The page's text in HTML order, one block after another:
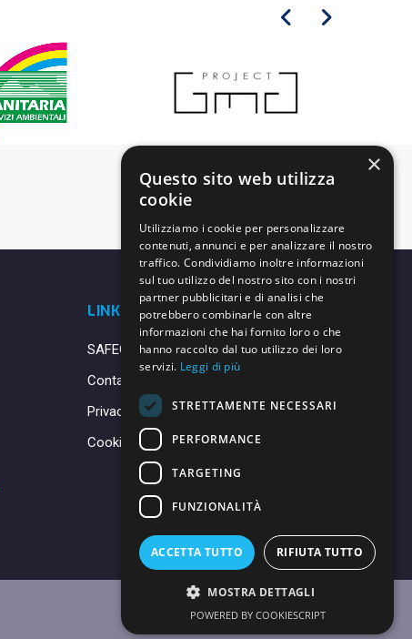
LINK UTILI
SAFEGUARDING
Contatti
Privacy Policy
Cookie Policy
Made with ♥ byDaniele
×
Questo sito web utilizza
cookie
Utilizziamo i cookie per personalizzare
contenuti, annunci e per analizzare il nostro
traffico. Condividiamo inoltre informazioni
sul tuo utilizzo del nostro sito con i nostri
partner pubblicitari e di analisi che
potrebbero combinarle con altre
informazioni che hai fornito loro o che
hanno raccolto dal tuo utilizzo dei loro
servizi. Leggi di più
STRETTAMENTE NECESSARI
PERFORMANCE
TARGETING
FUNZIONALITÀ
ACCETTA TUTTO RIFIUTA TUTTO
MOSTRA DETTAGLI
POWERED BY COOKIESCRIPT